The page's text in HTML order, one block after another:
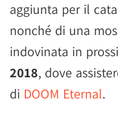
aggiunta per il
nonché di una
indovinata in
2018, dove
di DOOM Eternal.